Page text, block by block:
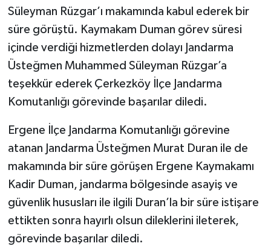
Süleyman Rüzgar’ı makamında kabul ederek bir
süre görüştü. Kaymakam Duman görev süresi
içinde verdiği hizmetlerden dolayı Jandarma
Üsteğmen Muhammed Süleyman Rüzgar’a
teşekkür ederek Çerkezköy İlçe Jandarma
Komutanlığı görevinde başarılar diledi.
Ergene İlçe Jandarma Komutanlığı görevine
atanan Jandarma Üsteğmen Murat Duran ile de
makamında bir süre görüşen Ergene Kaymakamı
Kadir Duman, jandarma bölgesinde asayiş ve
güvenlik hususları ile ilgili Duran’la bir süre istişare
ettikten sonra hayırlı olsun dileklerini ileterek,
görevinde başarılar diledi.